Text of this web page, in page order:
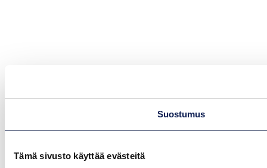
Suostumus
Tämä sivusto käyttää evästeitä